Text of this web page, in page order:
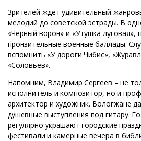
Зрителей ждёт удивительный
мелодий до советской эстрады. В
«Чёрный ворон» и «Утушка луговая»,
пронзительные военные баллады.
вспомнить «У дороги Чибис»,
«Соловьёв».
Напомним, Владимир Сергеев – не
исполнитель и композитор, но и
архитектор и художник. Вологжане
душевные выступления под гитару.
регулярно украшают городские
фестивали и камерные вечера в